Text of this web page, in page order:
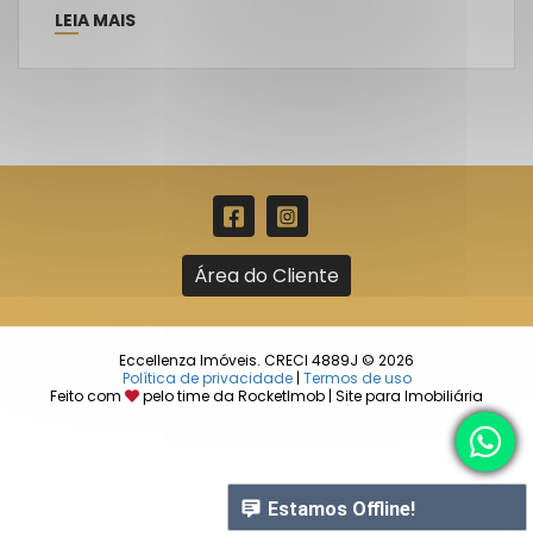
Estamos Offline!
LEIA MAIS
Área do Cliente
Eccellenza Imóveis. CRECI 4889J © 2026
Política de privacidade| Termos de uso
Feito com
pelo time da RocketImob | Site para Imobiliária